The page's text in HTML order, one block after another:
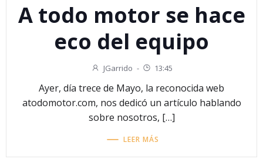
A todo motor se hace
eco del equipo
JGarrido - 13:45
Ayer, día trece de Mayo, la reconocida web
atodomotor.com, nos dedicó un artículo hablando
sobre nosotros, […]
LEER MÁS